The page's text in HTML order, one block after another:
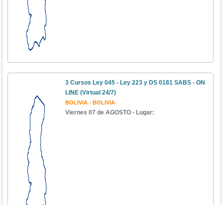
3 Cursos Ley 045 - Ley 223 y DS 0181 SABS - ON
LINE (Virtual 24/7)
BOLIVIA - BOLIVIA
Viernes 07 de AGOSTO - Lugar: